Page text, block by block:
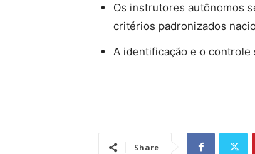
Os instrutores autônomos
critérios padronizados
A identificação e o
Share